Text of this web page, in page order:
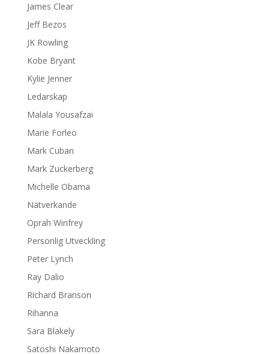
James Clear
Jeff Bezos
JK Rowling
Kobe Bryant
Kylie Jenner
Ledarskap
Malala Yousafzai
Marie Forleo
Mark Cuban
Mark Zuckerberg
Michelle Obama
Nätverkande
Oprah Winfrey
Personlig Utveckling
Peter Lynch
Ray Dalio
Richard Branson
Rihanna
Sara Blakely
Satoshi Nakamoto